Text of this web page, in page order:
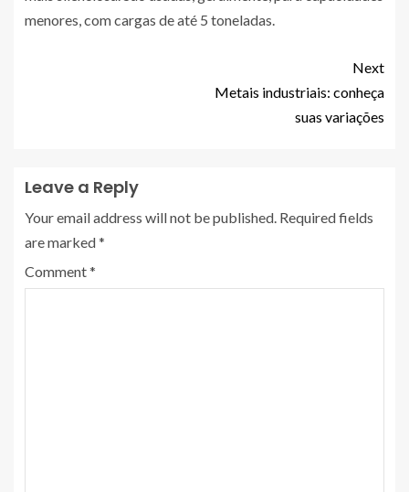
menores, com cargas de até 5 toneladas.
Next
Metais industriais: conheça
suas variações
Leave a Reply
Your email address will not be published. Required fields
are marked*
Comment*